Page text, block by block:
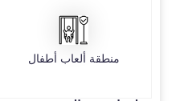
منطقة ألعاب أطفال